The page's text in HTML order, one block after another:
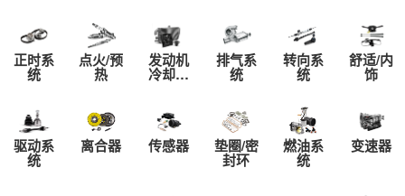
空间表现。帅客的腰线设计平
直，为它增加了更多的稳重特
性。它拥有4420/1695/1825
（mm）的外型尺寸，轴距为2
695mm作为一款兼顾商用的
车型来说，车内的空间更显宽
裕。
正时系
统
点火/预
热
发动机
冷却系
排气系
统
转向系
统
舒适/内
饰
驱动系
统
离合器 传感器 垫圈/密
封环
燃油系
统
变速器